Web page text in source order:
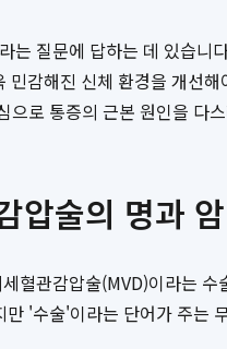
질문에 답하는 데 있습
감해진 신체 환경을 개선
로 통증의 근본 원인을 다
압술의 명과 암
혈관감압술(MVD)이라는
'수술'이라는 단어가 주는